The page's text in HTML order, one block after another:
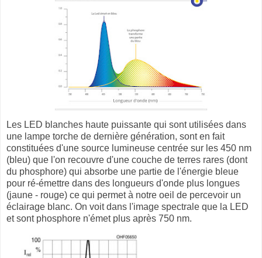
Les LED blanches haute puissante qui sont utilisées dans
une lampe torche de dernière génération, sont en fait
constituées d'une source lumineuse centrée sur les 450 nm
(bleu) que l'on recouvre d'une couche de terres rares (dont
du phosphore) qui absorbe une partie de l'énergie bleue
pour ré-émettre dans des longueurs d'onde plus longues
(jaune - rouge) ce qui permet à notre oeil de percevoir un
éclairage blanc. On voit dans l'image spectrale que la LED
et sont phosphore n'émet plus après 750 nm.